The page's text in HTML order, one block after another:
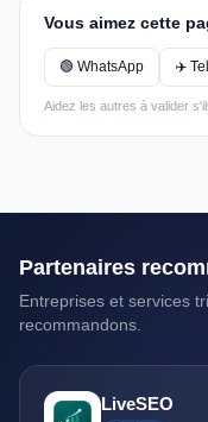
Vous aimez cette
🟢 WhatsApp ✈️
Aidez les autres à valider
Partenaires
Entreprises et services
recommandons.
LiveSEO